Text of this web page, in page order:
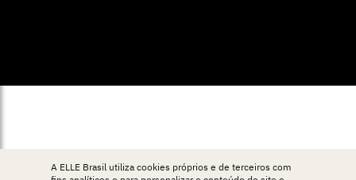
A ELLE Brasil utiliza cookies próprios e de terceiros com